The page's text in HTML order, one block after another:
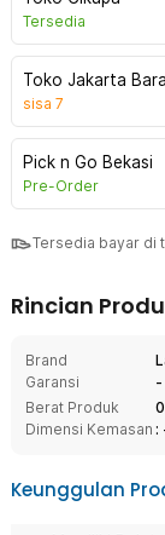
Tersedia
Toko Jakarta
sisa 7
Pick n Go Bekasi
Pre-Order
Tersedia bayar di
Rincian
Brand
Garansi
-
Berat Produk
Dimensi Kemasan :
Keunggulan